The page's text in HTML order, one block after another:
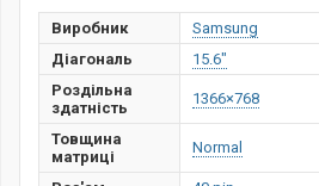
Виробник
Samsung
Діагональ
15.6"
Роздільна
здатність
1366×768
Товщина
матриці
Normal